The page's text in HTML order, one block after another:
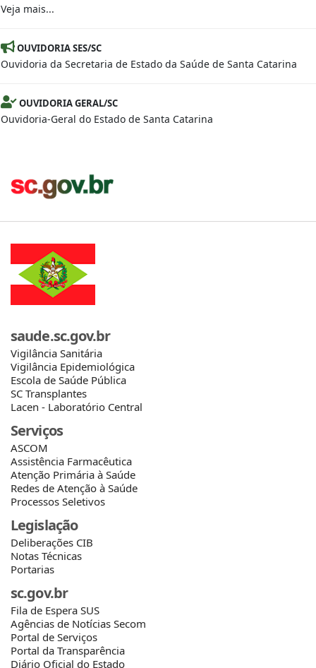
Veja mais...
OUVIDORIA SES/SC
Ouvidoria da Secretaria de Estado da Saúde de Santa Catarina
OUVIDORIA GERAL/SC
Ouvidoria-Geral do Estado de Santa Catarina
saude.sc.gov.br
Vigilância Sanitária
Vigilância Epidemiológica
Escola de Saúde Pública
SC Transplantes
Lacen - Laboratório Central
Serviços
ASCOM
Assistência Farmacêutica
Atenção Primária à Saúde
Redes de Atenção à Saúde
Processos Seletivos
Legislação
Deliberações CIB
Notas Técnicas
Portarias
sc.gov.br
Fila de Espera SUS
Agências de Notícias Secom
Portal de Serviços
Portal da Transparência
Diário Oficial do Estado